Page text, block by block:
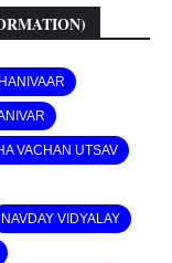
VACHAN UTSAV
NAVDAY VIDYALAY